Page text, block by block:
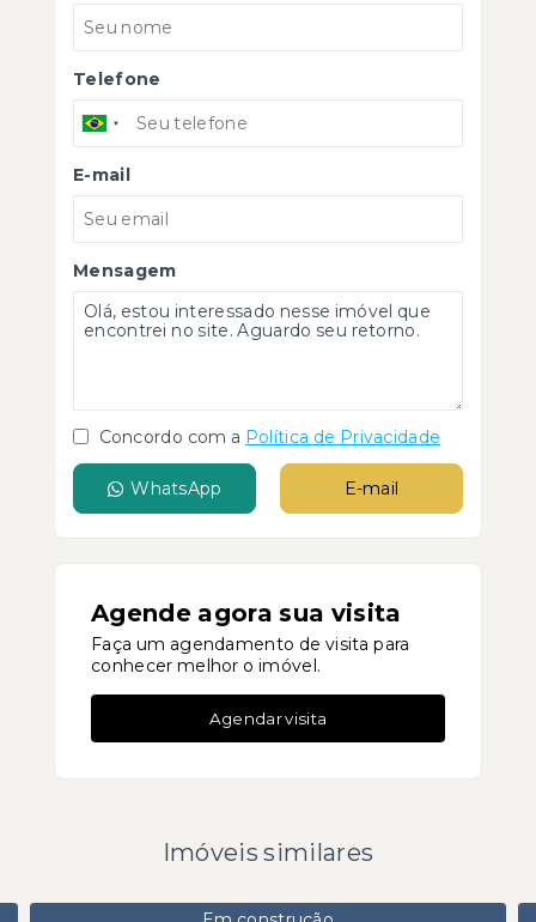
Telefone
E-mail
Mensagem
Concordo com a Política de Privacidade
WhatsApp E-mail
Agende agora sua visita
Faça um agendamento de visita para
conhecer melhor o imóvel.
Agendar visita
Imóveis similares